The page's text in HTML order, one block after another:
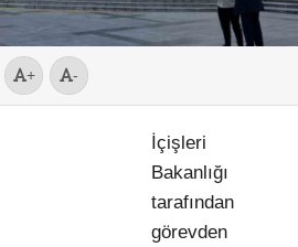
+ -
İçişleri
Bakanlığı
tarafından
görevden